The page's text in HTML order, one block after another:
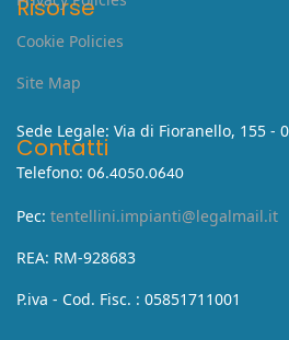
Risorse
Cookie Policies
Site Map
Contatti
Sede Legale: Via di Fioranello, 155 -
Telefono: 06.4050.0640
Pec: tentellini.impianti@legalmail.it
REA: RM-928683
P.iva - Cod. Fisc. : 05851711001